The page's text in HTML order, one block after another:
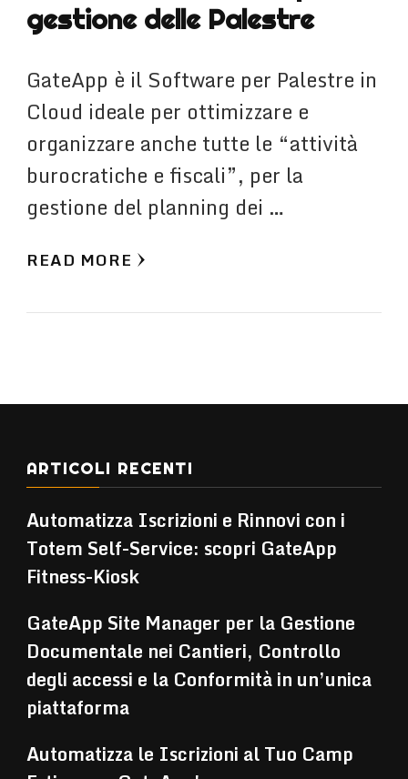
gestione delle Palestre
GateApp è il Software per Palestre in
Cloud ideale per ottimizzare e
organizzare anche tutte le “attività
burocratiche e fiscali”, per la
gestione del planning dei …
READ MORE
ARTICOLI RECENTI
Automatizza Iscrizioni e Rinnovi con i
Totem Self-Service: scopri GateApp
Fitness-Kiosk
GateApp Site Manager per la Gestione
Documentale nei Cantieri, Controllo
degli accessi e la Conformità in un’unica
piattaforma
Automatizza le Iscrizioni al Tuo Camp